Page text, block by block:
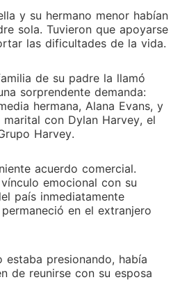
y su hermano menor habían
sola. Tuvieron que apoyarse
las dificultades de la vida.
de su padre la llamó
sorprendente demanda:
hermana, Alana Evans, y
con Dylan Harvey, el
Harvey.
acuerdo comercial.
emocional con su
país inmediatamente
en el extranjero
presionando, había
de reunirse con su esposa